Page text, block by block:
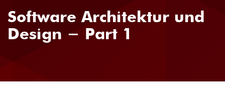
Software Architektur und
Design - Part 1